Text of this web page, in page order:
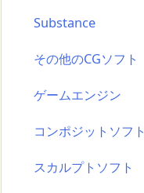
Substance
その他のCGソフト
ゲームエンジン
コンポジットソフト
スカルプトソフト